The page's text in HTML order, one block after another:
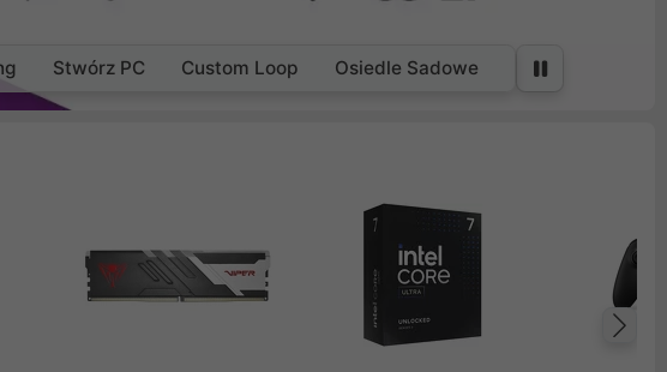
Stwórz PC Custom Loop Osiedle Sadowe